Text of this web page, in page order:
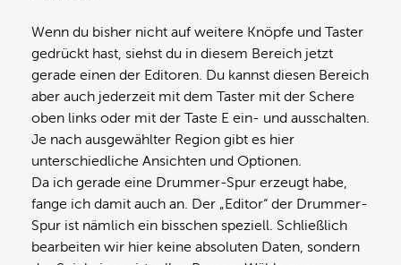
Wenn du bisher nicht auf weitere Knöpfe und Taster
gedrückt hast, siehst du in diesem Bereich jetzt
gerade einen der Editoren. Du kannst diesen Bereich
aber auch jederzeit mit dem Taster mit der Schere
oben links oder mit der Taste E ein- und ausschalten.
Je nach ausgewählter Region gibt es hier
unterschiedliche Ansichten und Optionen.
Da ich gerade eine Drummer-Spur erzeugt habe,
fange ich damit auch an. Der „Editor“ der Drummer-
Spur ist nämlich ein bisschen speziell. Schließlich
bearbeiten wir hier keine absoluten Daten, sondern